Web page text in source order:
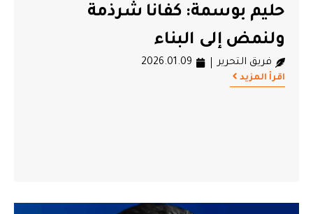
حليم بوسمة: كفانا شرذمة
ولنمض إلى البناء
فريق التحرير 2026.01.09
اقرأ المزيد